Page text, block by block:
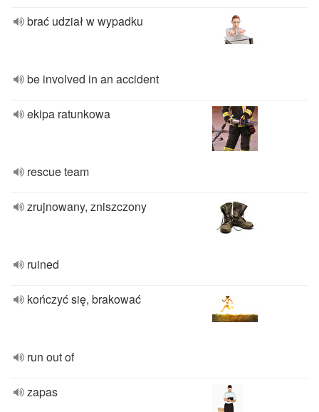
brać udział w wypadku
be involved in an accident
ekipa ratunkowa
rescue team
zrujnowany, zniszczony
ruined
kończyć się, brakować
run out of
zapas